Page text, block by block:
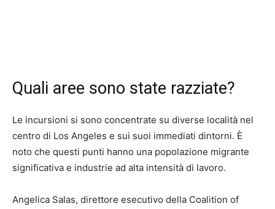
Quali aree sono state razziate?
Le incursioni si sono concentrate su diverse località nel
centro di Los Angeles e sui suoi immediati dintorni. È
noto che questi punti hanno una popolazione migrante
significativa e industrie ad alta intensità di lavoro.
Angelica Salas, direttore esecutivo della Coalition of